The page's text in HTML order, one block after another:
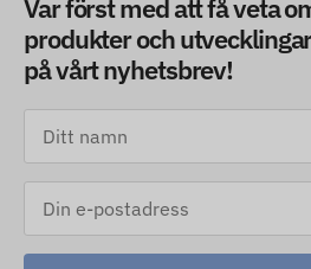
Var först med att få veta
produkter och
på vårt nyhetsbrev!